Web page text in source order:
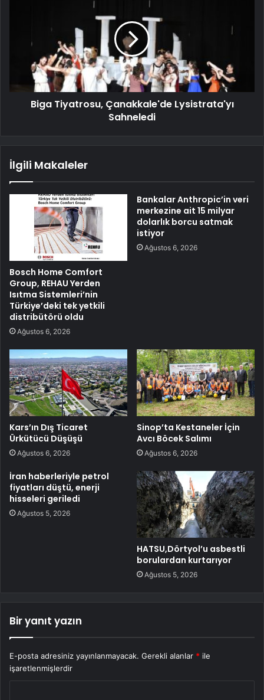
Biga Tiyatrosu, Çanakkale'de Lysistrata'yı
Sahneledi
İlgili Makaleler
Bosch Home Comfort
Group, REHAU Yerden
Isıtma Sistemleri’nin
Türkiye’deki tek yetkili
distribütörü oldu
Ağustos 6, 2026
Bankalar Anthropic’in veri
merkezine ait 15 milyar
dolarlık borcu satmak
istiyor
Ağustos 6, 2026
Kars’ın Dış Ticaret
Ürkütücü Düşüşü
Ağustos 6, 2026
Sinop’ta Kestaneler İçin
Avcı Böcek Salımı
Ağustos 6, 2026
İran haberleriyle petrol
fiyatları düştü, enerji
hisseleri geriledi
Ağustos 5, 2026
HATSU,Dörtyol’u asbestli
borulardan kurtarıyor
Ağustos 5, 2026
Bir yanıt yazın
E-posta adresiniz yayınlanmayacak. Gerekli alanlar * ile
işaretlenmişlerdir